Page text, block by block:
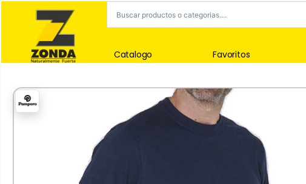
Catalogo Favoritos